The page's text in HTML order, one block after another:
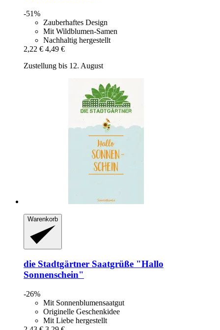
-51%
Zauberhaftes Design
Mit Wildblumen-Samen
Nachhaltig hergestellt
2,22 € 4,49 €
Zustellung bis 12. August
Warenkorb
die Stadtgärtner Saatgrüße "Hallo
Sonnenschein"
-26%
Mit Sonnenblumensaatgut
Originelle Geschenkidee
Mit Liebe hergestellt